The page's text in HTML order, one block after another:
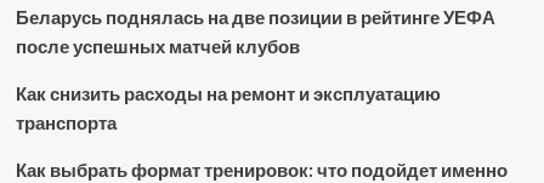
Беларусь поднялась на две позиции в рейтинге УЕФА
после успешных матчей клубов
Как снизить расходы на ремонт и эксплуатацию
транспорта
Как выбрать формат тренировок: что подойдет именно